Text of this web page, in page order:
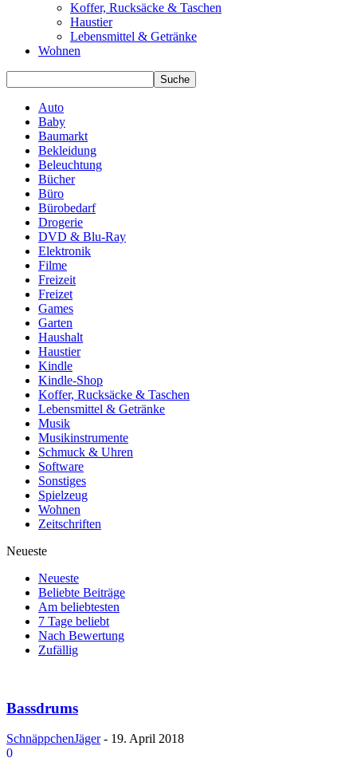
Koffer, Rucksäcke & Taschen
Haustier
Lebensmittel & Getränke
Wohnen
Auto
Baby
Baumarkt
Bekleidung
Beleuchtung
Bücher
Büro
Bürobedarf
Drogerie
DVD & Blu-Ray
Elektronik
Filme
Freizeit
Freizet
Games
Garten
Haushalt
Haustier
Kindle
Kindle-Shop
Koffer, Rucksäcke & Taschen
Lebensmittel & Getränke
Musik
Musikinstrumente
Schmuck & Uhren
Software
Sonstiges
Spielzeug
Wohnen
Zeitschriften
Neueste
Neueste
Beliebte Beiträge
Am beliebtesten
7 Tage beliebt
Nach Bewertung
Zufällig
Bassdrums
SchnäppchenJäger - 19. April 2018
0